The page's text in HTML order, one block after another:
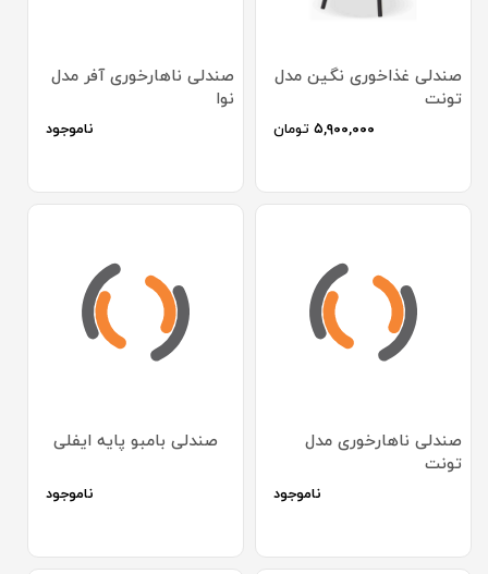
صندلی غذاخوری نگین مدل
تونت
۵,۹۰۰,۰۰۰ تومان
صندلی ناهارخوری آفر مدل
نوا
ناموجود
صندلی ناهارخوری مدل
تونت
ناموجود
صندلی بامبو پایه ایفلی
ناموجود